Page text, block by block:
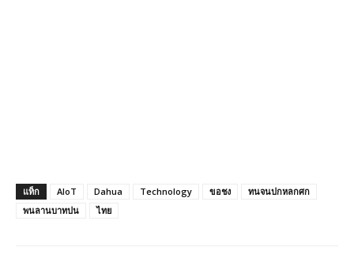
แท็ก AIoT Dahua Technology ขอชง
ทนจนปกหลกศก
พนลานบาทปน
ไทย